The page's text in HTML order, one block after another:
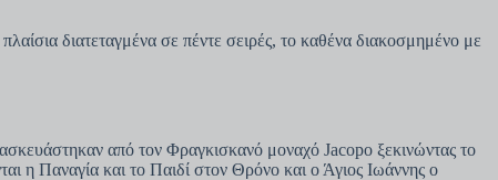
διατεταγμένα σε πέντε σειρές, το καθένα διακοσμημένο με
από τον Φραγκισκανό μοναχό Jacopo ξεκινώντας το
η Παναγία και το Παιδί στον Θρόνο και ο Άγιος Ιωάννης ο